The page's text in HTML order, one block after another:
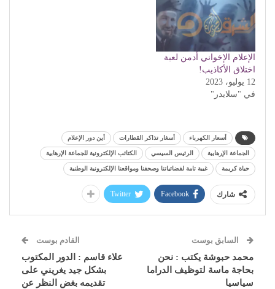
الإعلام الإخواني أدمن لعبة
اختلاق الأكاذيب!
12 يوليو، 2023
في "سلايدر"
أسعار الكهرباء أسغار تذاكر القطارات أين دور الإعلام
الجماعة الإرهابية الرئيس السيسي الكتائب الإلكترونية للجماعة الإرهابية
حياة كريمة غيبة تامة لفضائياتنا وصحفنا ومواقعنا الإلكترونية الوطنية
شارك Facebook
Twitter
السابق بوست
محمد حبوشة يكتب : نحن
بحاجة ماسة لتوظيف الدراما
سياسيا
القادم بوست
علاء قاسم : الدور المكتوب
بشكل جيد يغريني على
تقديمه بغض النظر عن